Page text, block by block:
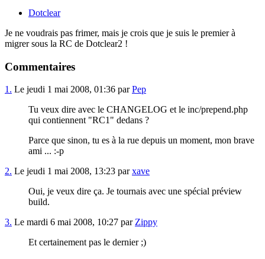
Dotclear
Je ne voudrais pas frimer, mais je crois que je suis le premier à
migrer sous la RC de Dotclear2 !
Commentaires
1. Le jeudi 1 mai 2008, 01:36 parPep
Tu veux dire avec le CHANGELOG et le inc/prepend.php
qui contiennent "RC1" dedans ?
Parce que sinon, tu es à la rue depuis un moment, mon brave
ami ... :-p
2. Le jeudi 1 mai 2008, 13:23 parxave
Oui, je veux dire ça. Je tournais avec une spécial préview
build.
3. Le mardi 6 mai 2008, 10:27 par Zippy
Et certainement pas le dernier ;)